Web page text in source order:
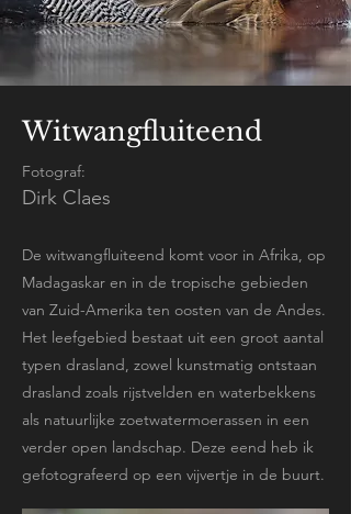
Witwangfluiteend
Fotograf:
Dirk Claes
De witwangfluiteend komt voor in Afrika, op
Madagaskar en in de tropische gebieden
van Zuid-Amerika ten oosten van de Andes.
Het leefgebied bestaat uit een groot aantal
typen drasland, zowel kunstmatig ontstaan
drasland zoals rijstvelden en waterbekkens
als natuurlijke zoetwatermoerassen in een
verder open landschap. Deze eend heb ik
gefotografeerd op een vijvertje in de buurt.